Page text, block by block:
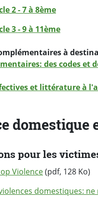
2 - 7 à 8ème
3 - 9 à 11ème
à
des codes et
et littérature à
domestique
pour les
Violence(pdf, 128 Ko)
domestiques: ne